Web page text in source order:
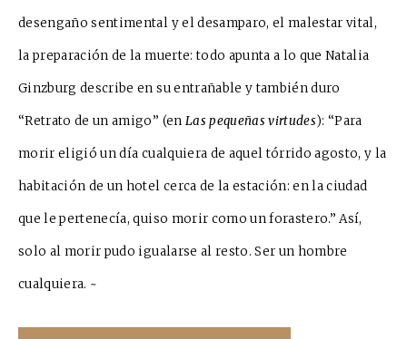
desengaño sentimental y el desamparo, el malestar vital,
la preparación de la muerte: todo apunta a lo que Natalia
Ginzburg describe en su entrañable y también duro
“Retrato de un amigo” (en Las pequeñas virtudes): “Para
morir eligió un día cualquiera de aquel tórrido agosto, y la
habitación de un hotel cerca de la estación: en la ciudad
que le pertenecía, quiso morir como un forastero.” Así,
solo al morir pudo igualarse al resto. Ser un hombre
cualquiera. ~